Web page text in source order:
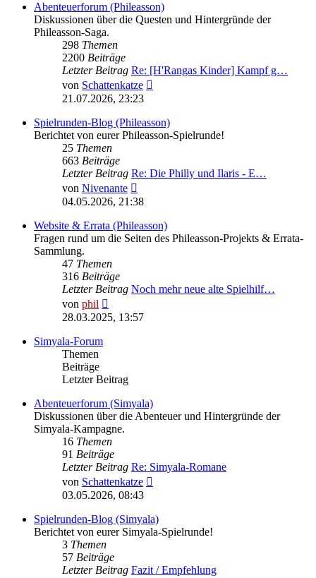
Abenteuerforum (Phileasson)
Diskussionen über die Questen und Hintergründe der
Phileasson-Saga.
298 Themen
2200 Beiträge
Letzter Beitrag Re: [H'Rangas Kinder] Kampf g…
von Schattenkatze
21.07.2026, 23:23
Spielrunden-Blog (Phileasson)
Berichtet von eurer Phileasson-Spielrunde!
25 Themen
663 Beiträge
Letzter Beitrag Re: Die Philly und Ilaris - E…
von Nivenante
Beitrag
04.05.2026, 21:38
Website & Errata (Phileasson)
Fragen rund um die Seiten des Phileasson-Projekts & Errata-
Sammlung.
47 Themen
316 Beiträge
Letzter Beitrag Noch mehr neue alte Spielhilf…
von phil
Beitrag
28.03.2025, 13:57
Simyala-Forum
Themen
Beiträge
Letzter Beitrag
Abenteuerforum (Simyala)
Diskussionen über die Abenteuer und Hintergründe der
Simyala-Kampagne.
16 Themen
91 Beiträge
Letzter Beitrag Re: Simyala-Romane
von Schattenkatze
03.05.2026, 08:43
Spielrunden-Blog (Simyala)
Berichtet von eurer Simyala-Spielrunde!
3 Themen
57 Beiträge
Letzter Beitrag Fazit / Empfehlung